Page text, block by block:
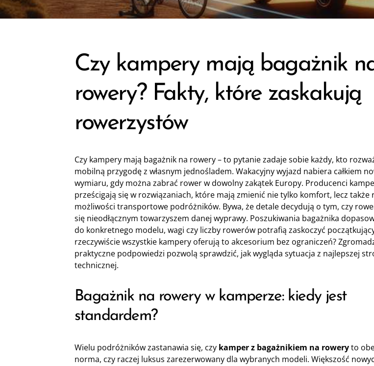
Czy kampery mają bagażnik
rowery? Fakty, które zaskakują
rowerzystów
Czy kampery mają bagażnik na rowery – to pytanie zadaje sobie każdy, kto
mobilną przygodę z własnym jednośladem. Wakacyjny wyjazd nabiera całkiem
wymiaru, gdy można zabrać rower w dowolny zakątek Europy. Producenci
prześcigają się w rozwiązaniach, które mają zmienić nie tylko komfort, lecz także
możliwości transportowe podróżników. Bywa, że detale decydują o tym, czy
się nieodłącznym towarzyszem danej wyprawy. Poszukiwania bagażnika
do konkretnego modelu, wagi czy liczby rowerów potrafią zaskoczyć
rzeczywiście wszystkie kampery oferują to akcesorium bez ograniczeń?
praktyczne podpowiedzi pozwolą sprawdzić, jak wygląda sytuacja z najlepszej
technicznej.
Bagażnik na rowery w kamperze: kiedy jest
standardem?
Wielu podróżników zastanawia się, czy kamper z bagażnikiem na roweryto
norma, czy raczej luksus zarezerwowany dla wybranych modeli. Większość